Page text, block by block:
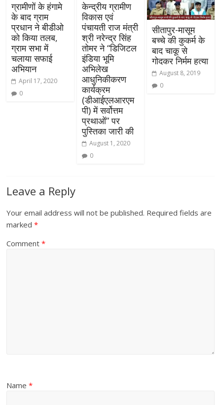
ग्रामीणों के हंगामे
के बाद ग्राम
प्रधान ने बीडीओ
को किया तलब,
ग्राम सभा में
चलाया सफाई
अभियान
April 17, 2020
0
केन्द्रीय ग्रामीण
विकास एवं
पंचायती राज मंत्री
श्री नरेन्द्र सिंह
तोमर ने “डिजिटल
इंडिया भूमि
अभिलेख
आधुनिकीकरण
कार्यक्रम
(डीआईएलआरएम
पी) में सर्वोत्तम
प्रथाओं” पर
पुस्तिका जारी की
August 1, 2020
0
सीतापुर-मासूम
बच्चे की कुकर्म के
बाद चाकू से
गोदकर निर्मम हत्या
August 8, 2019
0
Leave a Reply
Your email address will not be published. Required fields are
marked*
Comment*
Name*